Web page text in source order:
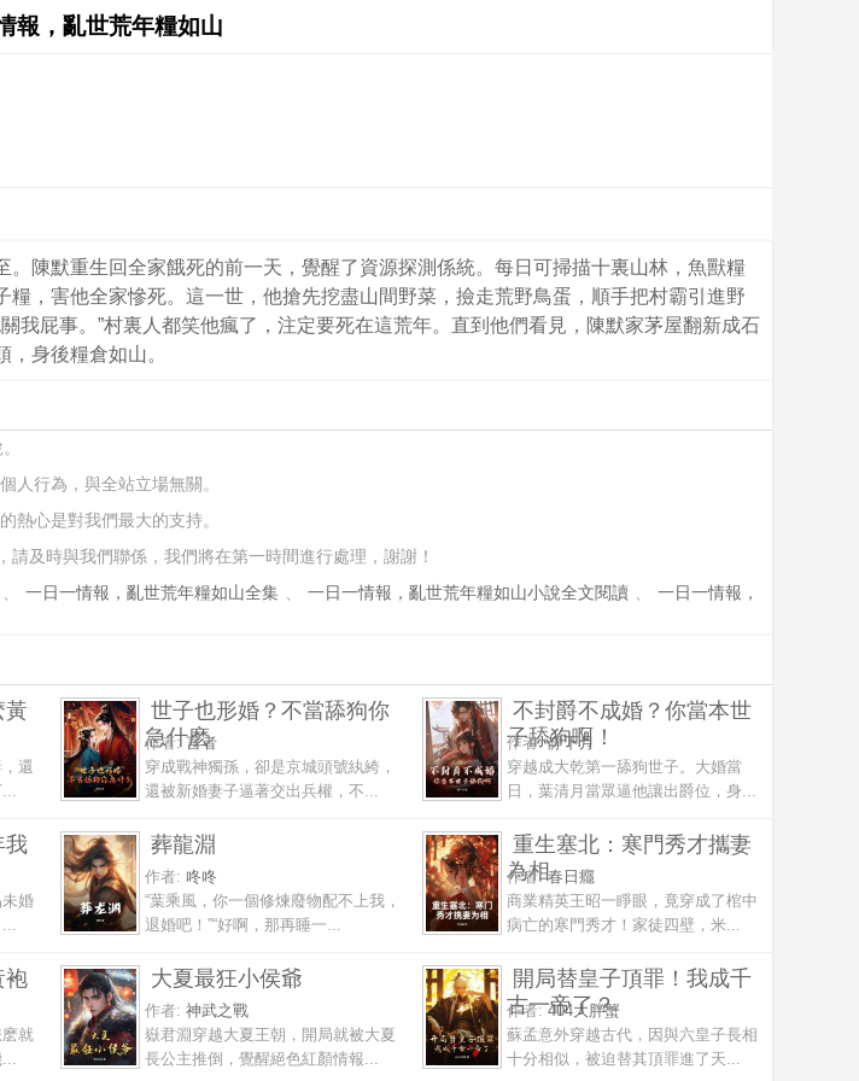
報，亂世荒年糧如山
陳默重生回全家餓死的前一天，覺醒了資源探測係統。每日可掃描十裏山林，魚獸糧
，害他全家慘死。這一世，他搶先挖盡山間野菜，撿走荒野鳥蛋，順手把村霸引進野
我屁事。”村裏人都笑他瘋了，注定要死在這荒年。直到他們看見，陳默家茅屋翻新成石
身後糧倉如山。
人行為，與全站立場無關。
熱心是對我們最大的支持。
請及時與我們聯係，我們將在第一時間進行處理，謝謝！
、 一日一情報，亂世荒年糧如山全集 、 一日一情報，亂世荒年糧如山小說全文閱讀 、
一日一情報，
黃
還
世子也形婚？不當舔狗你
急什麽
作者: 言者
穿成戰神獨孫，卻是京城頭號紈絝，
還被新婚妻子逼著交出兵權，不...
不封爵不成婚？你當本世
子舔狗啊！
作者:靜下月
穿越成大乾第一舔狗世子。大婚當
日，葉清月當眾逼他讓出爵位，身...
我
婚
葬龍淵
作者: 咚咚
“葉乘風，你一個修煉廢物配不上我，
退婚吧！”“好啊，那再睡一...
重生塞北：寒門秀才攜妻
為相
作者:春日癮
商業精英王昭一睜眼，竟穿成了棺中
病亡的寒門秀才！家徒四壁，米...
袍
就
大夏最狂小侯爺
作者: 神武之戰
嶽君淵穿越大夏王朝，開局就被大夏
長公主推倒，覺醒絕色紅顏情報...
開局替皇子頂罪！我成千
古一帝了？
作者:404大胖蟹
蘇孟意外穿越古代，因與六皇子長相
十分相似，被迫替其頂罪進了天...